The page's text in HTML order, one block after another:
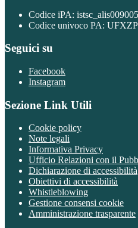
Codice iPA: istsc_alis009005
Codice univoco PA:
Seguici su
Facebook
Instagram
Sezione Link Utili
Cookie policy
Note legali
Informativa Privacy
Ufficio Relazioni con il
Dichiarazione di accessibilità
Obiettivi di accessibilità
Whistleblowing
Gestione consensi cookie
Amministrazione trasparente